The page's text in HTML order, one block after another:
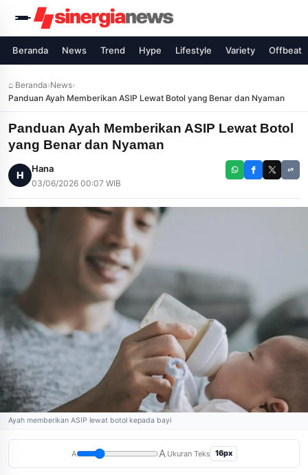
Beranda News Trend Hype Lifestyle Variety Offbeat
⌂ Beranda›News›
Panduan Ayah Memberikan ASIP Lewat Botol yang Benar dan Nyaman
Panduan Ayah Memberikan ASIP Lewat Botol
yang Benar dan Nyaman
H
Hana
03/06/2026 00:07 WIB
Ayah memberikan ASIP lewat botol kepada bayi
A A Ukuran Teks 16px